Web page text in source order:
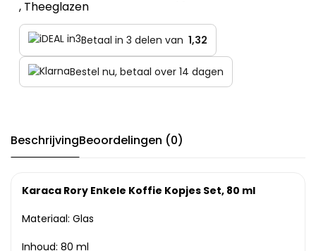
, Theeglazen
Betaal in 3 delen van 1,32
Bestel nu, betaal over 14 dagen
BeschrijvingBeoordelingen (0)
Karaca Rory Enkele Koffie Kopjes Set, 80 ml
Materiaal: Glas
Inhoud: 80 ml